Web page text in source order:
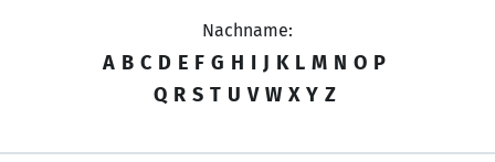
Nachname:
A B C D E F G H I J K L M N O P
Q R S T U V W X Y Z